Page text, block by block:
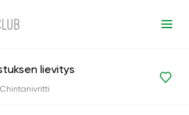
Meditaatiot
lievitys
Chintanivritti